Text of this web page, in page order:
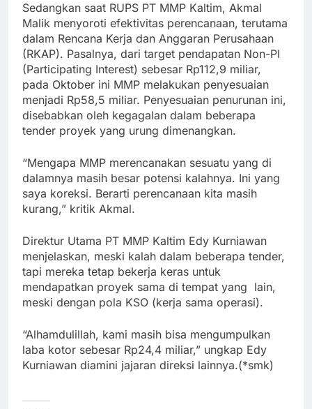
Sedangkan saat RUPS PT MMP Kaltim, Akmal
Malik menyoroti efektivitas perencanaan, terutama
dalam Rencana Kerja dan Anggaran Perusahaan
(RKAP). Pasalnya, dari target pendapatan Non-PI
(Participating Interest) sebesar Rp112,9 miliar,
pada Oktober ini MMP melakukan penyesuaian
menjadi Rp58,5 miliar. Penyesuaian penurunan ini,
disebabkan oleh kegagalan dalam beberapa
tender proyek yang urung dimenangkan.
“Mengapa MMP merencanakan sesuatu yang di
dalamnya masih besar potensi kalahnya. Ini yang
saya koreksi. Berarti perencanaan kita masih
kurang,” kritik Akmal.
Direktur Utama PT MMP Kaltim Edy Kurniawan
menjelaskan, meski kalah dalam beberapa tender,
tapi mereka tetap bekerja keras untuk
mendapatkan proyek sama di tempat yang lain,
meski dengan pola KSO (kerja sama operasi).
“Alhamdulillah, kami masih bisa mengumpulkan
laba kotor sebesar Rp24,4 miliar,” ungkap Edy
Kurniawan diamini jajaran direksi lainnya.(*smk)